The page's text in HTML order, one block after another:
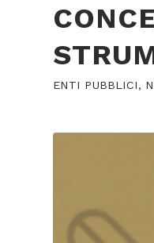
ENTI PUBBLICI,